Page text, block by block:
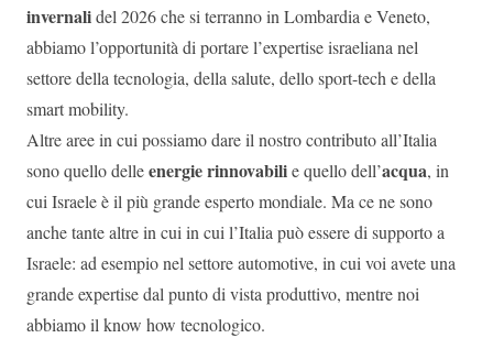
invernalidel 2026 che si terranno in Lombardia e Veneto,
abbiamo l’opportunità di portare l’expertise israeliana nel
settore della tecnologia, della salute, dello sport-tech e della
smart mobility.
Altre aree in cui possiamo dare il nostro contributo all’Italia
sono quello delleenergie rinnovabilie quello dell’acqua, in
cui Israele è il più grande esperto mondiale. Ma ce ne sono
anche tante altre in cui in cui l’Italia può essere di supporto a
Israele: ad esempio nel settore automotive, in cui voi avete una
grande expertise dal punto di vista produttivo, mentre noi
abbiamo il know how tecnologico.